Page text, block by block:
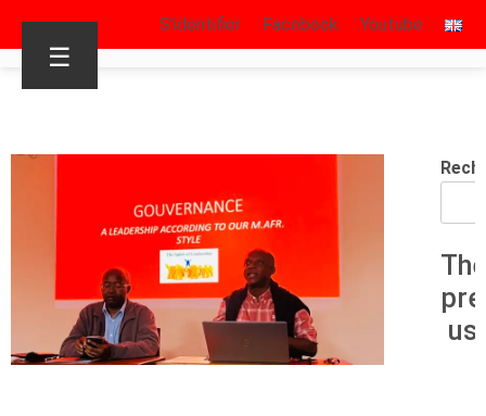
S’identifier Facebook Youtube
☰
us